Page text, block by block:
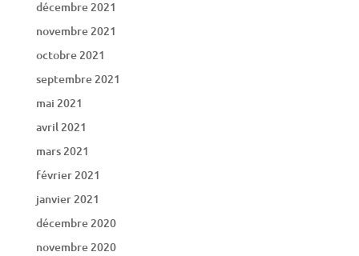
décembre 2021
novembre 2021
octobre 2021
septembre 2021
mai 2021
avril 2021
mars 2021
février 2021
janvier 2021
décembre 2020
novembre 2020